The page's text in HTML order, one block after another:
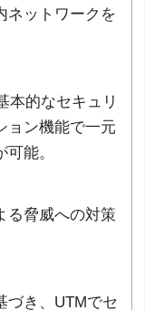
ネットワークを
本的なセキュリ
ョン機能で一元
能。
る脅威への対策
づき、UTMでセ